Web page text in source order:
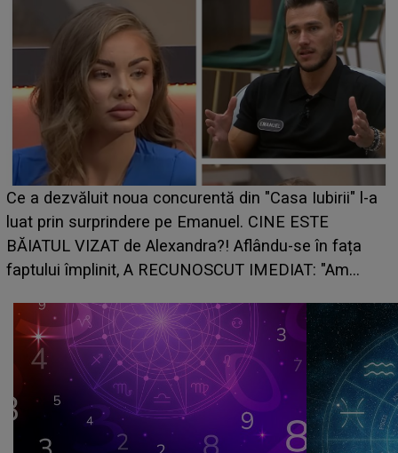
Ce a dezvăluit noua concurentă din "Casa Iubirii" l-a
luat prin surprindere pe Emanuel. CINE ESTE
BĂIATUL VIZAT de Alexandra?! Aflându-se în fața
faptului împlinit, A RECUNOSCUT IMEDIAT: "Am